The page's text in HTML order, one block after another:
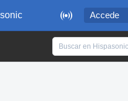
 Accede